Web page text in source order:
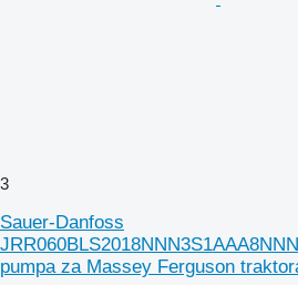
3
Sauer-Danfoss
pumpa za Massey Ferguson